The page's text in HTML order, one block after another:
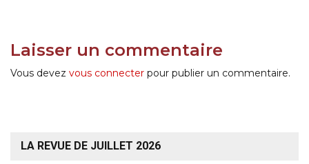
Laisser un commentaire
Vous devez vous connecter pour publier un commentaire.
LA REVUE DE JUILLET 2026